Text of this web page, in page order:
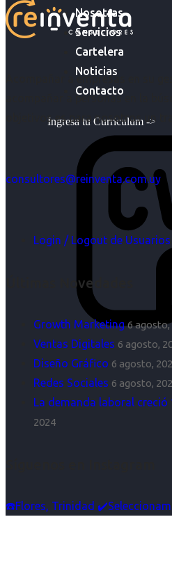
Nosotras
Servicios
Cartelera
Noticias
Contacto
Ingresa tu Curriculum ->
Acompañar a empresas en su
acompañar a personas en la
objetivos es para nosotros un
consultores@reinventa.com.uy
Login / Logout de Usuarios
Últimas Novedades
Growth Marketing 6 agosto,
Ventas Digitales 6 agosto,
Diseño Gráfico 6 agosto,
Redes Sociales 6 agosto,
La demanda laboral creció
2024
☎️Flores, Trinidad